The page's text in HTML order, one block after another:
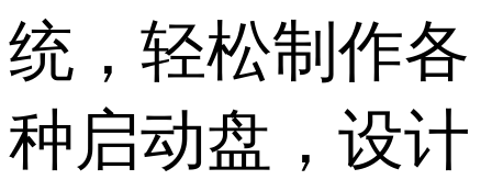
统，轻松制作各
种启动盘，设计